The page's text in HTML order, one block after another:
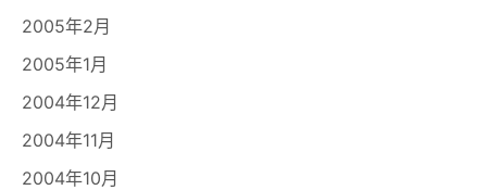
2005年2月
2005年1月
2004年12月
2004年11月
2004年10月